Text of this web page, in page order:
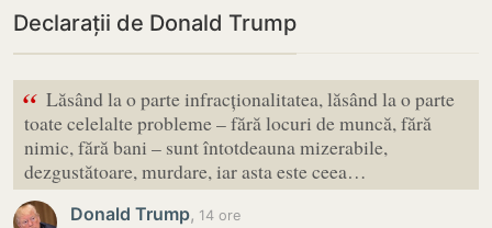
Declarații de Donald Trump
“ Lăsând la o parte infracționalitatea, lăsând la o parte
toate celelalte probleme – fără locuri de muncă, fără
nimic, fără bani – sunt întotdeauna mizerabile,
dezgustătoare, murdare, iar asta este ceea…
Donald Trump, 14 ore